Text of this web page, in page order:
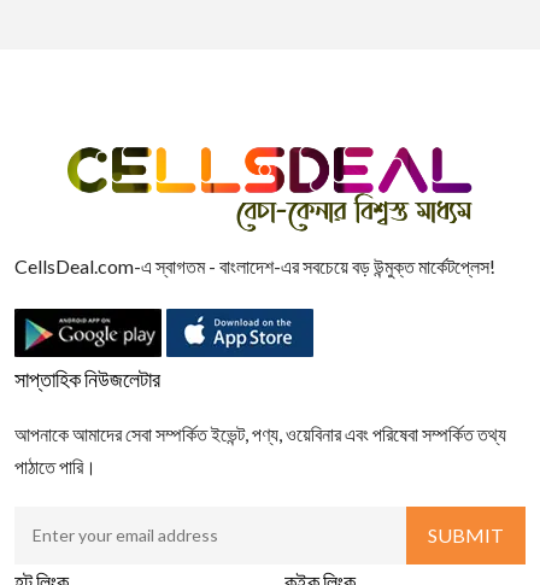
CellsDeal.com-এ স্বাগতম - বাংলাদেশ-এর সবচেয়ে বড় উন্মুক্ত মার্কেটপ্লেস!
সাপ্তাহিক নিউজলেটার
আপনাকে আমাদের সেবা সম্পর্কিত ইভেন্ট, পণ্য, ওয়েবিনার এবং পরিষেবা সম্পর্কিত তথ্য
পাঠাতে পারি।